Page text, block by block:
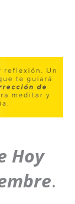
Hoy
.